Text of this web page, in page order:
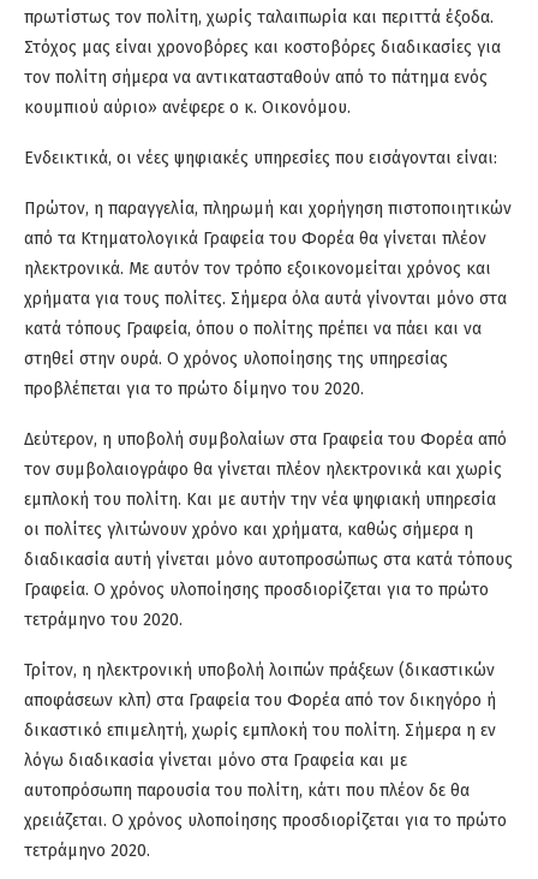
πρωτίστως τον πολίτη, χωρίς ταλαιπωρία και περιττά έξοδα.
Στόχος μας είναι χρονοβόρες και κοστοβόρες διαδικασίες για
τον πολίτη σήμερα να αντικατασταθούν από το πάτημα ενός
κουμπιού αύριο» ανέφερε ο κ. Οικονόμου.
Ενδεικτικά, οι νέες ψηφιακές υπηρεσίες που εισάγονται είναι:
Πρώτον, η παραγγελία, πληρωμή και χορήγηση πιστοποιητικών
από τα Κτηματολογικά Γραφεία του Φορέα θα γίνεται πλέον
ηλεκτρονικά. Με αυτόν τον τρόπο εξοικονομείται χρόνος και
χρήματα για τους πολίτες. Σήμερα όλα αυτά γίνονται μόνο στα
κατά τόπους Γραφεία, όπου ο πολίτης πρέπει να πάει και να
στηθεί στην ουρά. Ο χρόνος υλοποίησης της υπηρεσίας
προβλέπεται για το πρώτο δίμηνο του 2020.
Δεύτερον, η υποβολή συμβολαίων στα Γραφεία του Φορέα από
τον συμβολαιογράφο θα γίνεται πλέον ηλεκτρονικά και χωρίς
εμπλοκή του πολίτη. Και με αυτήν την νέα ψηφιακή υπηρεσία
οι πολίτες γλιτώνουν χρόνο και χρήματα, καθώς σήμερα η
διαδικασία αυτή γίνεται μόνο αυτοπροσώπως στα κατά τόπους
Γραφεία. Ο χρόνος υλοποίησης προσδιορίζεται για το πρώτο
τετράμηνο του 2020.
Τρίτον, η ηλεκτρονική υποβολή λοιπών πράξεων (δικαστικών
αποφάσεων κλπ) στα Γραφεία του Φορέα από τον δικηγόρο ή
δικαστικό επιμελητή, χωρίς εμπλοκή του πολίτη. Σήμερα η εν
λόγω διαδικασία γίνεται μόνο στα Γραφεία και με
αυτοπρόσωπη παρουσία του πολίτη, κάτι που πλέον δε θα
χρειάζεται. Ο χρόνος υλοποίησης προσδιορίζεται για το πρώτο
τετράμηνο 2020.